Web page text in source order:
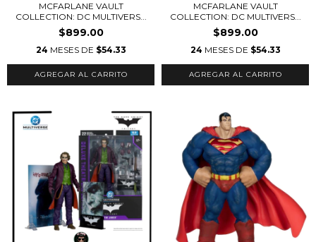
MCFARLANE VAULT
COLLECTION: DC MULTIVERS...
$899.00
24 MESES DE $54.33
MCFARLANE VAULT
COLLECTION: DC MULTIVERS...
$899.00
24 MESES DE $54.33